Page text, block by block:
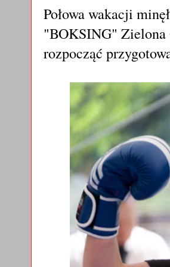
Połowa wakacji
"BOKSING" Zielona
rozpocząć